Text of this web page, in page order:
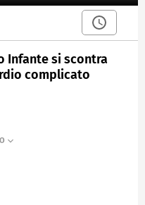
Infante si scontra
complicato